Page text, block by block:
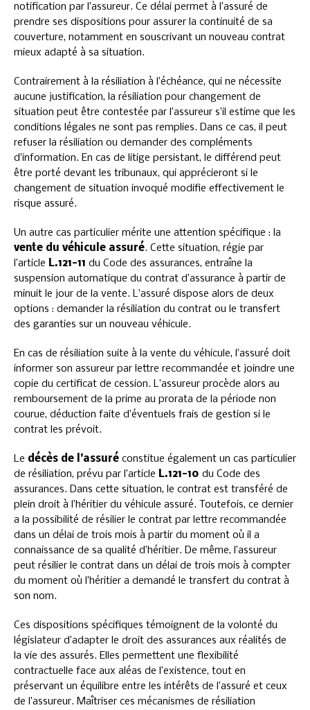
notification par l’assureur. Ce délai permet à l’assuré de
prendre ses dispositions pour assurer la continuité de sa
couverture, notamment en souscrivant un nouveau contrat
mieux adapté à sa situation.
Contrairement à la résiliation à l’échéance, qui ne nécessite
aucune justification, la résiliation pour changement de
situation peut être contestée par l’assureur s’il estime que les
conditions légales ne sont pas remplies. Dans ce cas, il peut
refuser la résiliation ou demander des compléments
d’information. En cas de litige persistant, le différend peut
être porté devant les tribunaux, qui apprécieront si le
changement de situation invoqué modifie effectivement le
risque assuré.
Un autre cas particulier mérite une attention spécifique : la
vente du véhicule assuré. Cette situation, régie par
l’article L.121-11 du Code des assurances, entraîne la
suspension automatique du contrat d’assurance à partir de
minuit le jour de la vente. L’assuré dispose alors de deux
options : demander la résiliation du contrat ou le transfert
des garanties sur un nouveau véhicule.
En cas de résiliation suite à la vente du véhicule, l’assuré doit
informer son assureur par lettre recommandée et joindre une
copie du certificat de cession. L’assureur procède alors au
remboursement de la prime au prorata de la période non
courue, déduction faite d’éventuels frais de gestion si le
contrat les prévoit.
Le décès de l’assuré constitue également un cas particulier
de résiliation, prévu par l’article L.121-10 du Code des
assurances. Dans cette situation, le contrat est transféré de
plein droit à l’héritier du véhicule assuré. Toutefois, ce dernier
a la possibilité de résilier le contrat par lettre recommandée
dans un délai de trois mois à partir du moment où il a
connaissance de sa qualité d’héritier. De même, l’assureur
peut résilier le contrat dans un délai de trois mois à compter
du moment où l’héritier a demandé le transfert du contrat à
son nom.
Ces dispositions spécifiques témoignent de la volonté du
législateur d’adapter le droit des assurances aux réalités de
la vie des assurés. Elles permettent une flexibilité
contractuelle face aux aléas de l’existence, tout en
préservant un équilibre entre les intérêts de l’assuré et ceux
de l’assureur. Maîtriser ces mécanismes de résiliation